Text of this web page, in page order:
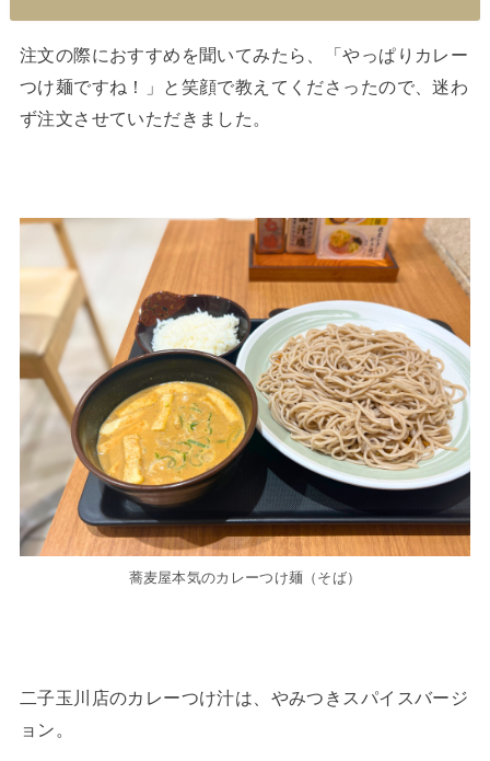
注文の際におすすめを聞いてみたら、「やっぱりカレー
つけ麺ですね！」と笑顔で教えてくださったので、迷わ
ず注文させていただきました。
蕎麦屋本気のカレーつけ麺（そば）
二子玉川店のカレーつけ汁は、やみつきスパイスバージ
ョン。